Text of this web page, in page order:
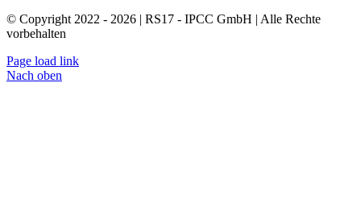
© Copyright 2022 - 2026 | RS17 - IPCC GmbH | Alle Rechte
vorbehalten
Page load link
Nach oben